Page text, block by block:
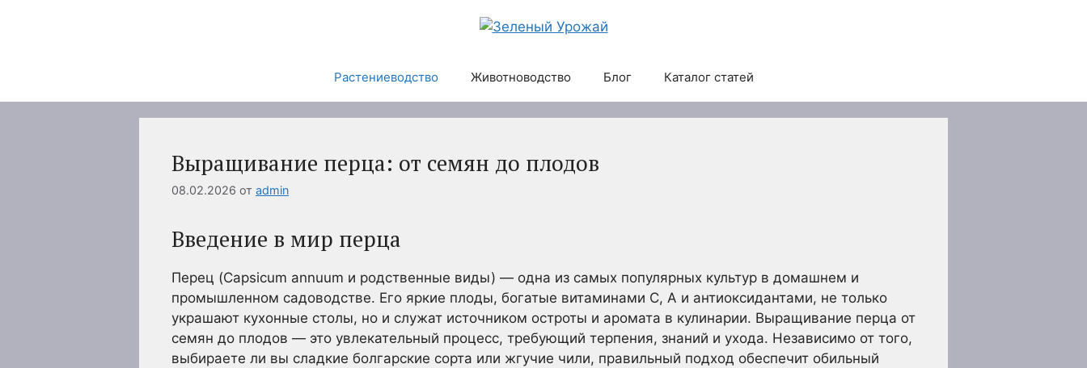
Растениеводство Животноводство Блог Каталог статей
Выращивание перца: от семян до плодов
08.02.2026 от admin
Введение в мир перца
Перец (Capsicum annuum и родственные виды) — одна из самых популярных культур в домашнем и
промышленном садоводстве. Его яркие плоды, богатые витаминами C, A и антиоксидантами, не только
украшают кухонные столы, но и служат источником остроты и аромата в кулинарии. Выращивание перца от
семян до плодов — это увлекательный процесс, требующий терпения, знаний и ухода. Независимо от того,
выбираете ли вы сладкие болгарские сорта или жгучие чили, правильный подход обеспечит обильный